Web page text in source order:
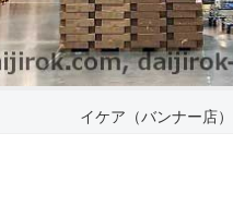
イケア（バンナー店